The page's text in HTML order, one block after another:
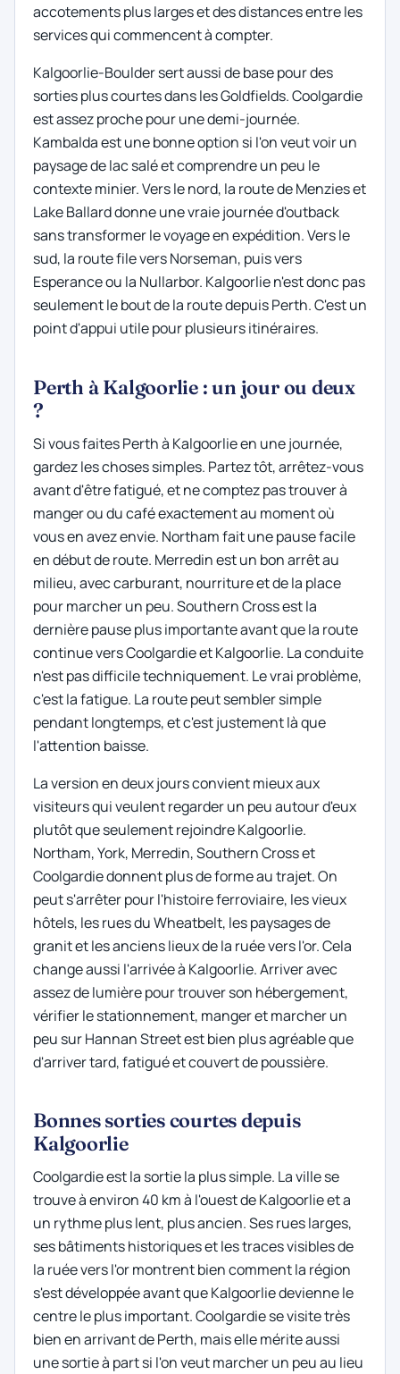
accotements plus larges et des distances entre les
services qui commencent à compter.
Kalgoorlie-Boulder sert aussi de base pour des
sorties plus courtes dans les Goldfields. Coolgardie
est assez proche pour une demi-journée.
Kambalda est une bonne option si l'on veut voir un
paysage de lac salé et comprendre un peu le
contexte minier. Vers le nord, la route de Menzies et
Lake Ballard donne une vraie journée d'outback
sans transformer le voyage en expédition. Vers le
sud, la route file vers Norseman, puis vers
Esperance ou la Nullarbor. Kalgoorlie n'est donc pas
seulement le bout de la route depuis Perth. C'est un
point d'appui utile pour plusieurs itinéraires.
Perth à Kalgoorlie : un jour ou deux
?
Si vous faites Perth à Kalgoorlie en une journée,
gardez les choses simples. Partez tôt, arrêtez-vous
avant d'être fatigué, et ne comptez pas trouver à
manger ou du café exactement au moment où
vous en avez envie. Northam fait une pause facile
en début de route. Merredin est un bon arrêt au
milieu, avec carburant, nourriture et de la place
pour marcher un peu. Southern Cross est la
dernière pause plus importante avant que la route
continue vers Coolgardie et Kalgoorlie. La conduite
n'est pas difficile techniquement. Le vrai problème,
c'est la fatigue. La route peut sembler simple
pendant longtemps, et c'est justement là que
l'attention baisse.
La version en deux jours convient mieux aux
visiteurs qui veulent regarder un peu autour d'eux
plutôt que seulement rejoindre Kalgoorlie.
Northam, York, Merredin, Southern Cross et
Coolgardie donnent plus de forme au trajet. On
peut s'arrêter pour l'histoire ferroviaire, les vieux
hôtels, les rues du Wheatbelt, les paysages de
granit et les anciens lieux de la ruée vers l'or. Cela
change aussi l'arrivée à Kalgoorlie. Arriver avec
assez de lumière pour trouver son hébergement,
vérifier le stationnement, manger et marcher un
peu sur Hannan Street est bien plus agréable que
d'arriver tard, fatigué et couvert de poussière.
Bonnes sorties courtes depuis
Kalgoorlie
Coolgardie est la sortie la plus simple. La ville se
trouve à environ 40 km à l'ouest de Kalgoorlie et a
un rythme plus lent, plus ancien. Ses rues larges,
ses bâtiments historiques et les traces visibles de
la ruée vers l'or montrent bien comment la région
s'est développée avant que Kalgoorlie devienne le
centre le plus important. Coolgardie se visite très
bien en arrivant de Perth, mais elle mérite aussi
une sortie à part si l'on veut marcher un peu au lieu